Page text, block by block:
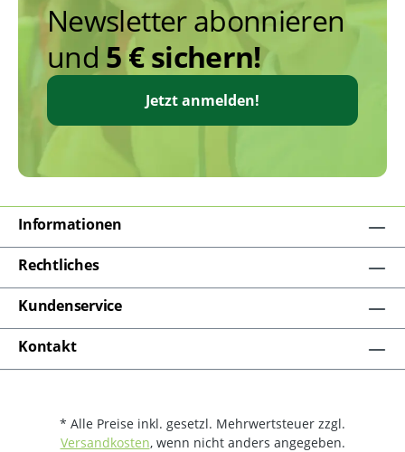
Newsletter abonnieren
und 5 € sichern!
Jetzt anmelden!
Informationen
Rechtliches
Kundenservice
Kontakt
* Alle Preise inkl. gesetzl. Mehrwertsteuer zzgl.
Versandkosten, wenn nicht anders angegeben.